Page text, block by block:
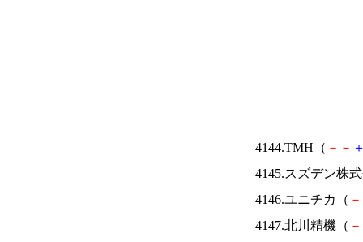
4144.TMH（ － －
4145.スズデン株
4146.ユニチカ（ －
4147.北川精機（ －